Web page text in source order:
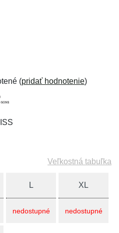
(pridať hodnotenie)
Veľkostná tabuľka
L
nedostupné
XL
nedostupné